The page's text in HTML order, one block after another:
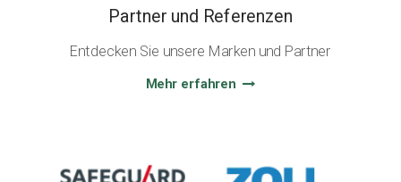
Partner und Referenzen
Entdecken Sie unsere Marken und Partner
Mehr erfahren